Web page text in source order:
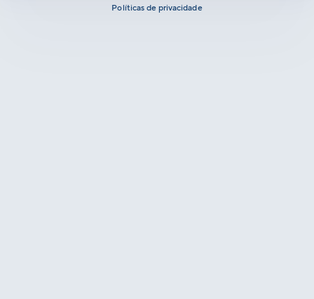
Políticas de privacidade